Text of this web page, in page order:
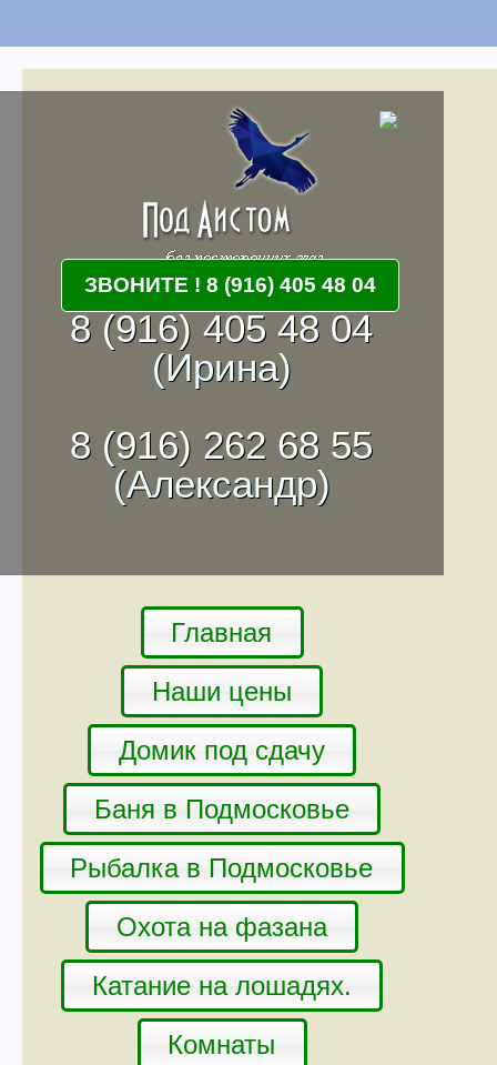
8 (916) 405 48 04
(Ирина)
8 (916) 262 68 55
(Александр)
Главная
Наши цены
Домик под сдачу
Баня в Подмосковье
Рыбалка в Подмосковье
Охота на фазана
Катание на лошадях.
Комнаты
ЗВОНИТЕ ! 8 (916) 405 48 04